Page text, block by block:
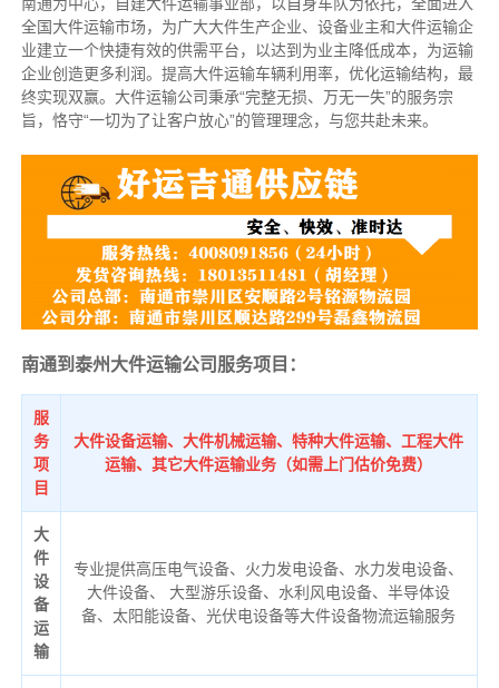
全国大件运输市场，为广大大件生产企业、设备业主和大件运输企
业建立一个快捷有效的供需平台，以达到为业主降低成本，为运输
企业创造更多利润。提高大件运输车辆利用率，优化运输结构，最
终实现双赢。大件运输公司秉承“完整无损、万无一失”的服务宗
旨，恪守“一切为了让客户放心”的管理理念，与您共赴未来。
南通到泰州大件运输公司服务项目：
服
务
项
目
大件设备运输、大件机械运输、特种大件运输、工程大件
运输、其它大件运输业务（如需上门估价免费）
大
件
设
备
运
输
专业提供高压电气设备、火力发电设备、水力发电设备、
大件设备、 大型游乐设备、水利风电设备、半导体设
备、太阳能设备、光伏电设备等大件设备物流运输服务